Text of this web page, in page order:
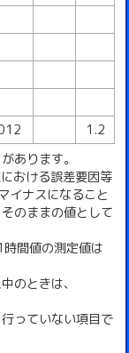
1.2
あります。
おける誤差要因等
イナスになること
のままの値として
間値の測定値は
のときは、
っていない項目で